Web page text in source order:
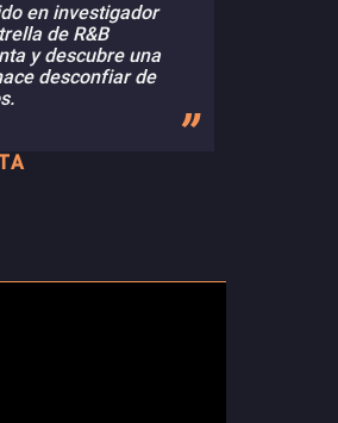
en investigador
de R&B
y descubre una
desconfiar de